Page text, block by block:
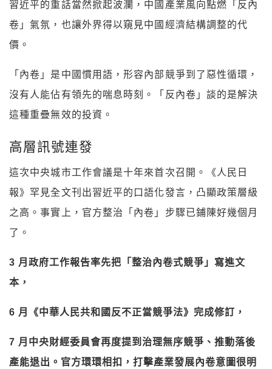
習近平的重話當然掀起波瀾，中國產業風向點燃「反內
卷」氣氛，也讓外界得以窺見中國經濟結構調整的代
價。
「內卷」是中國慣用語，形容內部競爭到了惡性循環，
沒有人能佔有領先的喘息時刻。「反內卷」談的是解決
這種重疊無效的投資。
高層訊號連發
這次中央城市工作會議是十年來首次召開。《人民日
報》罕見全文刊出習近平的口語化發言，凸顯政策層級
之高。事實上，官方整治「內卷」步驟已鋪陳好幾個月
了。
3 月政府工作報告率先把「整治內卷式競爭」寫進文
本，
6 月《中華人民共和國反不正當競爭法》完成修訂，
7 月中央財經委員會再度提到治理無序競爭、推動落後
產能退出。官方環環相扣，打擊產業發展內卷意圖很明